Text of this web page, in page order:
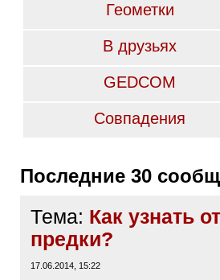
Геометки
В друзьях
GEDCOM
Совпадения
Последние 30
Тема: Как узнать
предки?
17.06.2014, 15:22